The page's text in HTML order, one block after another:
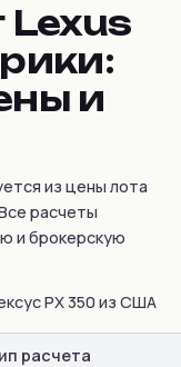
Lexus
и
из цены лота
расчеты
и брокерскую
РХ 350 из США
расчета